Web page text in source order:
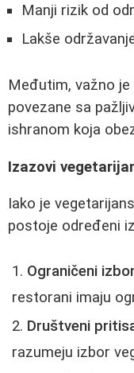
Manji rizik od
Lakše
Međutim, važno
povezane sa
ishranom koja
Izazovi
Iako je
postoje određeni
Ograničeni
restorani imaju
Društveni
razumeju izbor